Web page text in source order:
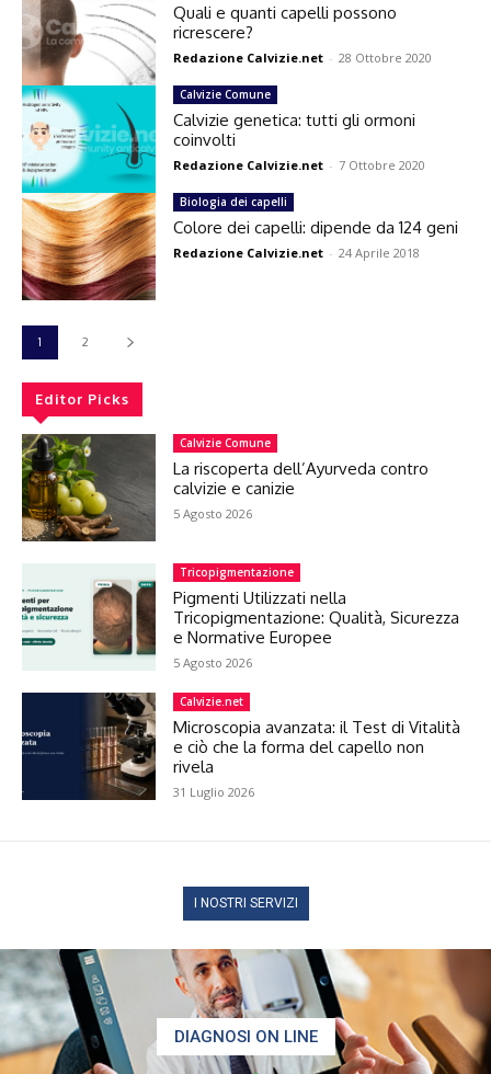
Quali e quanti capelli possono
ricrescere?
Redazione Calvizie.net - 28 Ottobre 2020
Calvizie Comune
Calvizie genetica: tutti gli ormoni
coinvolti
Redazione Calvizie.net - 7 Ottobre 2020
Biologia dei capelli
Colore dei capelli: dipende da 124 geni
Redazione Calvizie.net - 24 Aprile 2018
1 2
Editor Picks
Calvizie Comune
La riscoperta dell’Ayurveda contro
calvizie e canizie
5 Agosto 2026
Tricopigmentazione
Pigmenti Utilizzati nella
Tricopigmentazione: Qualità, Sicurezza
e Normative Europee
5 Agosto 2026
Calvizie.net
Microscopia avanzata: il Test di Vitalità
e ciò che la forma del capello non
rivela
31 Luglio 2026
I NOSTRI SERVIZI
DIAGNOSI ON LINE